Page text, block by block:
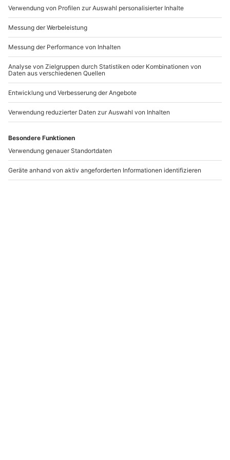
Artikelnummer:57438
Andere Produkte entdecken
-15% CLUB DEAL
Fahrsimulator Neusäß